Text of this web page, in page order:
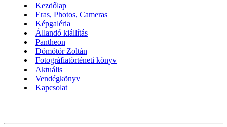
Kezdőlap
Eras, Photos, Cameras
Képgaléria
Állandó kiállítás
Pantheon
Dömötör Zoltán
Fotográfiatörténeti könyv
Aktuális
Vendégkönyv
Kapcsolat